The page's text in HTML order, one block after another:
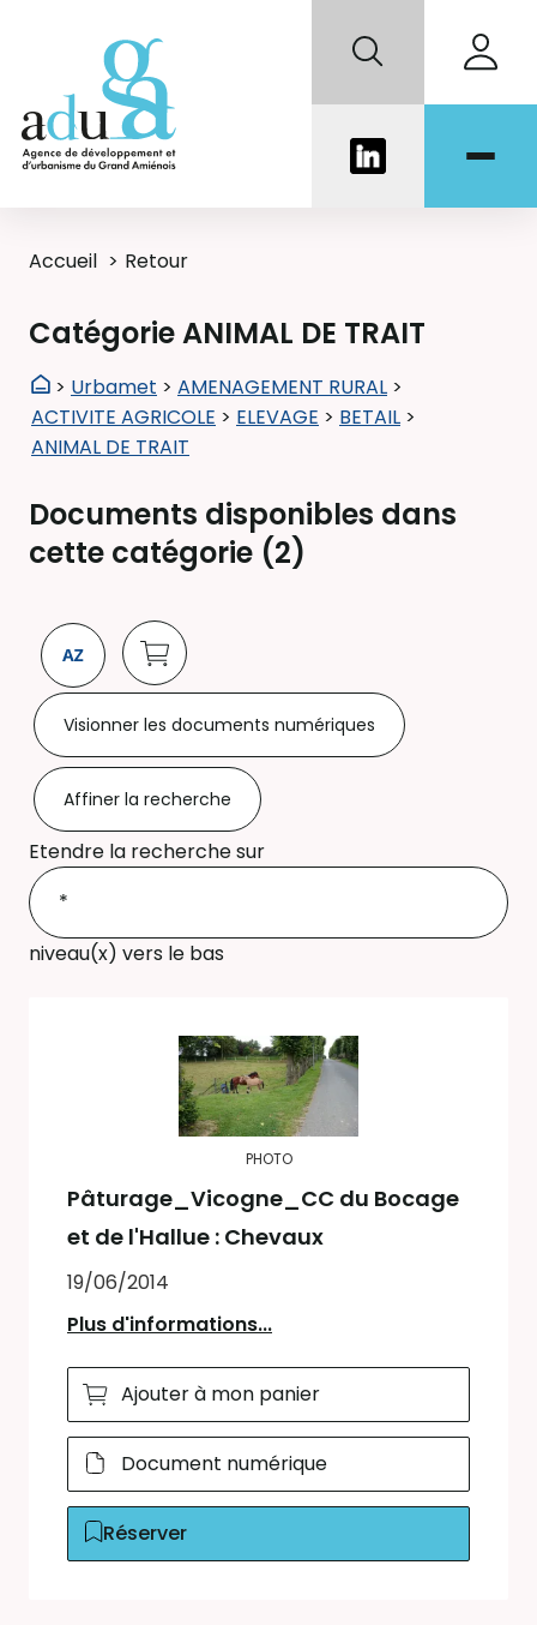
Accueil Retour
Catégorie ANIMAL DE TRAIT
> Urbamet > AMENAGEMENT RURAL >
ACTIVITE AGRICOLE > ELEVAGE > BETAIL >
ANIMAL DE TRAIT
Documents disponibles dans
cette catégorie (2)
Visionner les documents numériques
Affiner la recherche
Etendre la recherche sur
niveau(x) vers le bas
PHOTO
Pâturage_Vicogne_CC du Bocage
et de l'Hallue : Chevaux
19/06/2014
Plus d'informations...
Ajouter à mon panier
Document numérique
Réserver